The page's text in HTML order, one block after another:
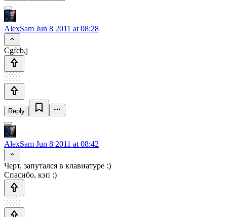
AlexSam Jun 8 2011 at 08:28
Cgfcb,j
Reply
AlexSam Jun 8 2011 at 08:42
Черт, запутался в клавиатуре :)
Спасибо, кэп :)